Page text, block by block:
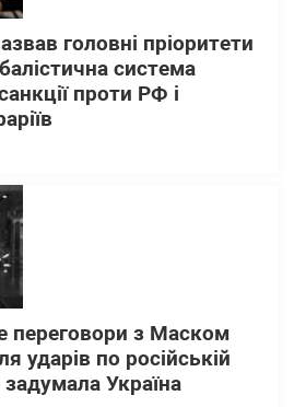
головні пріоритети
система
проти РФ і
переговори з Маском
ударів по російській
Україна